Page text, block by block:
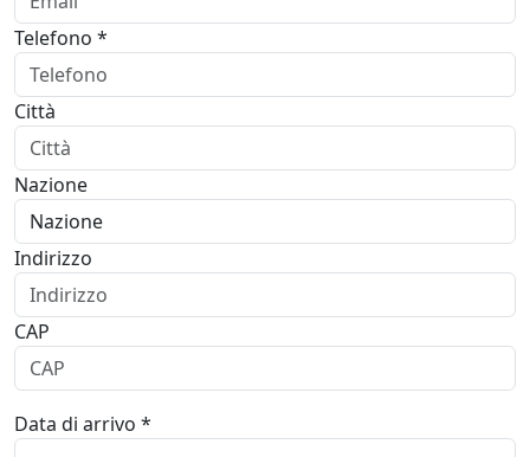
Telefono *
Città
Nazione
Indirizzo
CAP
Data di arrivo *